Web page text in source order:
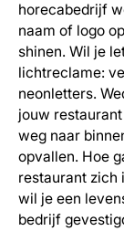
horecabedrijf
naam of logo
shinen. Wil je
lichtreclame:
neonletters.
jouw
weg naar
opvallen. Hoe
restaurant zich
wil je een
bedrijf